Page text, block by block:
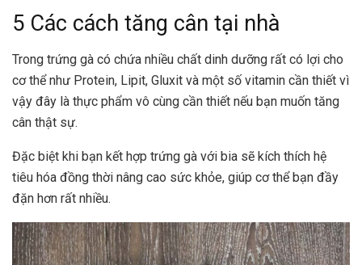
5 Các cách tăng cân tại nhà
Trong trứng gà có chứa nhiều chất dinh dưỡng rất có lợi cho
cơ thể như Protein, Lipit, Gluxit và một số vitamin cần thiết vì
vậy đây là thực phẩm vô cùng cần thiết nếu bạn muốn tăng
cân thật sự.
Đặc biệt khi bạn kết hợp trứng gà với bia sẽ kích thích hệ
tiêu hóa đồng thời nâng cao sức khỏe, giúp cơ thể bạn đầy
đặn hơn rất nhiều.